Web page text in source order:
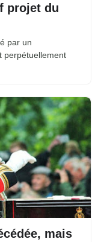
projet du
par un
perpétuellement
mais